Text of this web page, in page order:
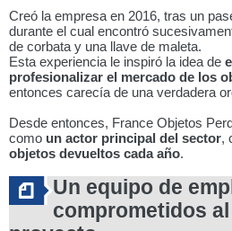
Creó la empresa en 2016, tras un
durante el cual encontró
de corbata y una llave de maleta.
Esta experiencia le inspiró la idea de
profesionalizar el mercado de los
entonces carecía de una verdadera
Desde entonces, France Objetos
como un actor principal del sector,
objetos devueltos cada año.
Un equipo de
comprometidos